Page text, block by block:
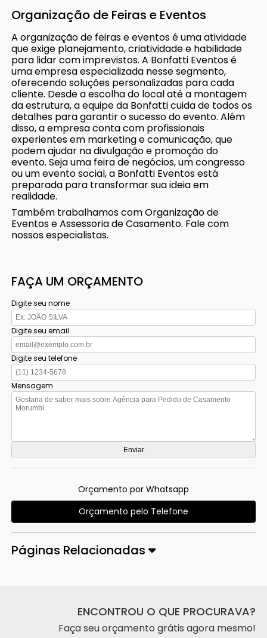
Organização de Feiras e Eventos
A organização de feiras e eventos é uma atividade
que exige planejamento, criatividade e habilidade
para lidar com imprevistos. A Bonfatti Eventos é
uma empresa especializada nesse segmento,
oferecendo soluções personalizadas para cada
cliente. Desde a escolha do local até a montagem
da estrutura, a equipe da Bonfatti cuida de todos os
detalhes para garantir o sucesso do evento. Além
disso, a empresa conta com profissionais
experientes em marketing e comunicação, que
podem ajudar na divulgação e promoção do
evento. Seja uma feira de negócios, um congresso
ou um evento social, a Bonfatti Eventos está
preparada para transformar sua ideia em
realidade.
Também trabalhamos com Organização de
Eventos e Assessoria de Casamento. Fale com
nossos especialistas.
FAÇA UM ORÇAMENTO
Digite seu nome
Digite seu email
Digite seu telefone
Mensagem
Orçamento por Whatsapp
Orçamento pelo Telefone
Páginas Relacionadas
ENCONTROU O QUE PROCURAVA?
Faça seu orçamento grátis agora mesmo!